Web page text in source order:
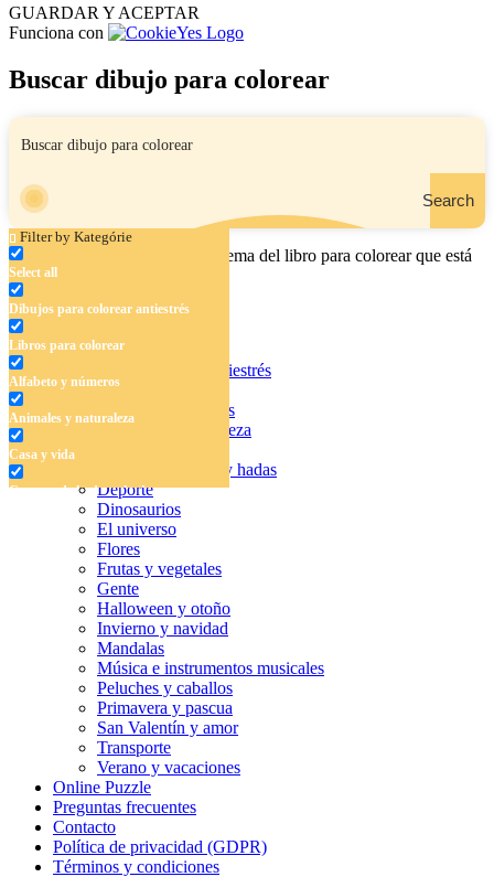
GUARDAR Y ACEPTAR
Funciona con
Buscar dibujo para colorear
Search
Filter by Kategórie
Select all
Dibujos para colorear antiestrés
Libros para colorear
Alfabeto y números
Animales y naturaleza
Casa y vida
Cuentos de hadas y hadas
Frutas y vegetales
Halloween y otoño
Invierno y navidad
Mandalas
Música e instrumentos musicales
Ingrese el nombre, el área o el tema del libro para colorear que está
buscando.
Dibujos para colorear antiestrés
Libros para colorear
Alfabeto y números
Animales y naturaleza
Cuentos de hadas y hadas
Deporte
Dinosaurios
El universo
Flores
Frutas y vegetales
Gente
Halloween y otoño
Invierno y navidad
Mandalas
Música e instrumentos musicales
Peluches y caballos
Primavera y pascua
San Valentín y amor
Transporte
Verano y vacaciones
Online Puzzle
Preguntas frecuentes
Contacto
Política de privacidad (GDPR)
Términos y condiciones